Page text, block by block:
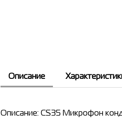
Описание
Описание: CS35 Микрофон